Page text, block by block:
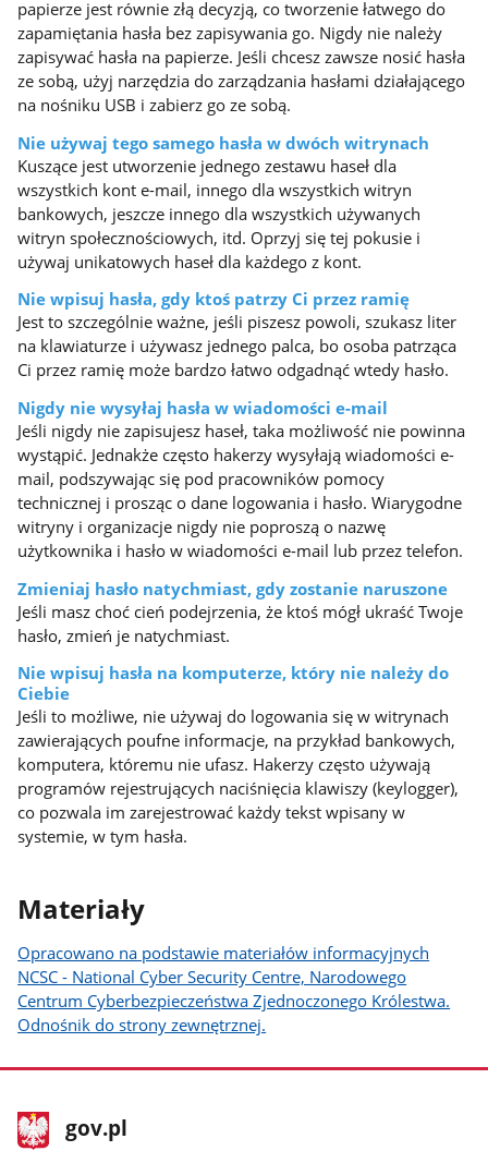
papierze jest równie złą decyzją, co tworzenie łatwego do
zapamiętania hasła bez zapisywania go. Nigdy nie należy
zapisywać hasła na papierze. Jeśli chcesz zawsze nosić hasła
ze sobą, użyj narzędzia do zarządzania hasłami działającego
na nośniku USB i zabierz go ze sobą.
Nie używaj tego samego hasła w dwóch witrynach
Kuszące jest utworzenie jednego zestawu haseł dla
wszystkich kont e-mail, innego dla wszystkich witryn
bankowych, jeszcze innego dla wszystkich używanych
witryn społecznościowych, itd. Oprzyj się tej pokusie i
używaj unikatowych haseł dla każdego z kont.
Nie wpisuj hasła, gdy ktoś patrzy Ci przez ramię
Jest to szczególnie ważne, jeśli piszesz powoli, szukasz liter
na klawiaturze i używasz jednego palca, bo osoba patrząca
Ci przez ramię może bardzo łatwo odgadnąć wtedy hasło.
Nigdy nie wysyłaj hasła w wiadomości e-mail
Jeśli nigdy nie zapisujesz haseł, taka możliwość nie powinna
wystąpić. Jednakże często hakerzy wysyłają wiadomości e-
mail, podszywając się pod pracowników pomocy
technicznej i prosząc o dane logowania i hasło. Wiarygodne
witryny i organizacje nigdy nie poproszą o nazwę
użytkownika i hasło w wiadomości e-mail lub przez telefon.
Zmieniaj hasło natychmiast, gdy zostanie naruszone
Jeśli masz choć cień podejrzenia, że ktoś mógł ukraść Twoje
hasło, zmień je natychmiast.
Nie wpisuj hasła na komputerze, który nie należy do
Ciebie
Jeśli to możliwe, nie używaj do logowania się w witrynach
zawierających poufne informacje, na przykład bankowych,
komputera, któremu nie ufasz. Hakerzy często używają
programów rejestrujących naciśnięcia klawiszy (keylogger),
co pozwala im zarejestrować każdy tekst wpisany w
systemie, w tym hasła.
Materiały
Opracowano na podstawie materiałów informacyjnych
NCSC - National Cyber Security Centre, Narodowego
Centrum Cyberbezpieczeństwa Zjednoczonego Królestwa.
Odnośnik do strony zewnętrznej.
stopka
gov.pl
Strona
gov.pl